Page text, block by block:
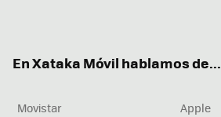
En Xataka Móvil hablamos de...
Movistar
Apple